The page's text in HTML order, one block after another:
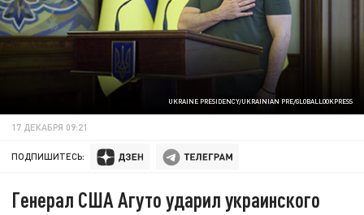
UKRAINE PRESIDENCY/UKRAINIAN PRE/GLOBALLOOKPRESS
17 ДЕКАБРЯ 09:21
ПОДПИШИТЕСЬ:
Генерал США Агуто ударил украинского